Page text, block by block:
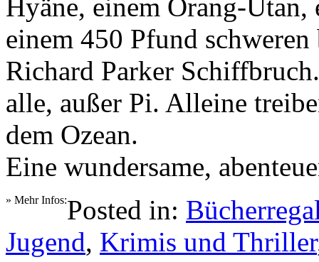
Hyäne, einem Orang-
einem 450 Pfund
Richard Parker
alle, außer Pi. Alleine
dem Ozean.
Eine wundersame,
» Mehr Infos:Posted in:
Jugend, Krimis und Thriller